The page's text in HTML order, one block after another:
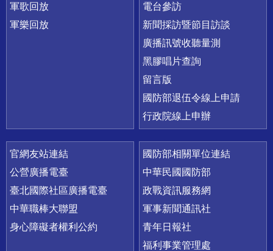
軍歌回放
軍樂回放
電台參訪
新聞採訪暨節目訪談
廣播訊號收聽量測
黑膠唱片查詢
留言版
國防部退伍令線上申請
行政院線上申辦
官網友站連結
公營廣播電臺
臺北國際社區廣播電臺
中華職棒大聯盟
身心障礙者權利公約
國防部相關單位連結
中華民國國防部
政戰資訊服務網
軍事新聞通訊社
青年日報社
福利事業管理處